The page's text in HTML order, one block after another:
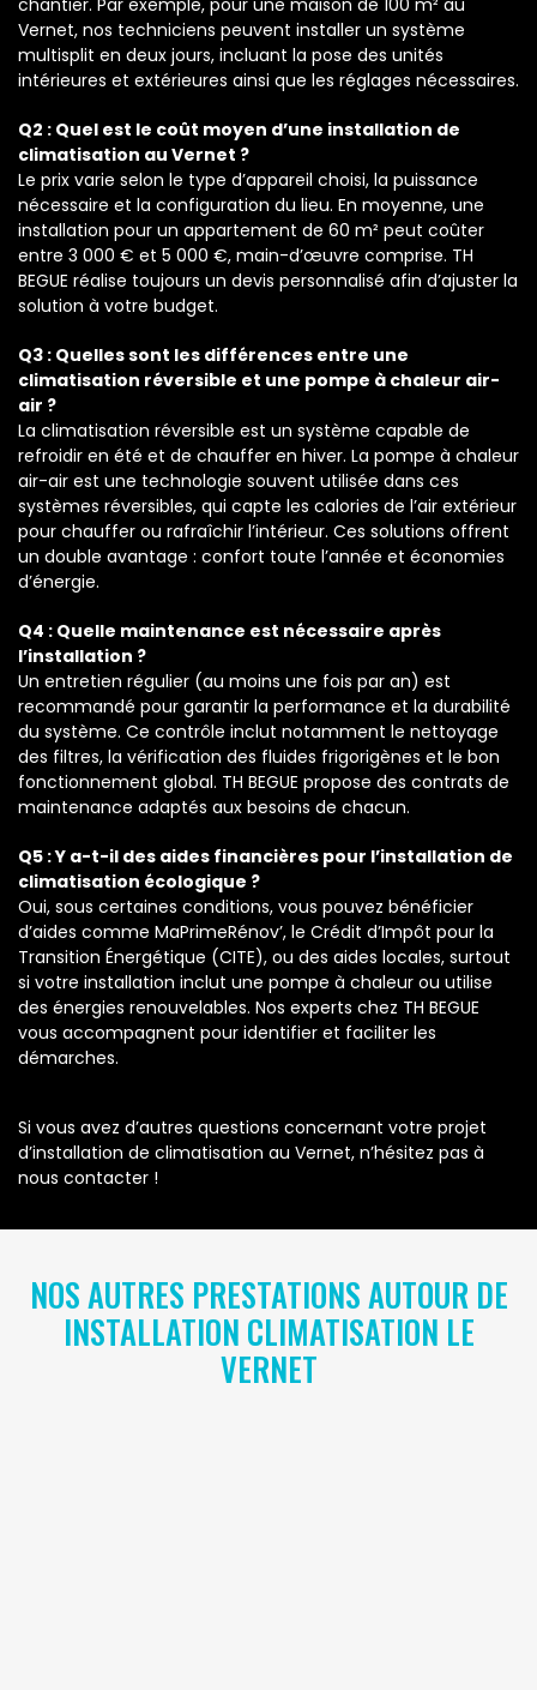
chantier. Par exemple, pour une maison de 100 m² au
Vernet, nos techniciens peuvent installer un système
multisplit en deux jours, incluant la pose des unités
intérieures et extérieures ainsi que les réglages nécessaires.
Q2 : Quel est le coût moyen d’une installation de
climatisation au Vernet ?
Le prix varie selon le type d’appareil choisi, la puissance
nécessaire et la configuration du lieu. En moyenne, une
installation pour un appartement de 60 m² peut coûter
entre 3 000 € et 5 000 €, main-d’œuvre comprise. TH
BEGUE réalise toujours un devis personnalisé afin d’ajuster la
solution à votre budget.
Q3 : Quelles sont les différences entre une
climatisation réversible et une pompe à chaleur air-
air ?
La climatisation réversible est un système capable de
refroidir en été et de chauffer en hiver. La pompe à chaleur
air-air est une technologie souvent utilisée dans ces
systèmes réversibles, qui capte les calories de l’air extérieur
pour chauffer ou rafraîchir l’intérieur. Ces solutions offrent
un double avantage : confort toute l’année et économies
d’énergie.
Q4 : Quelle maintenance est nécessaire après
l’installation ?
Un entretien régulier (au moins une fois par an) est
recommandé pour garantir la performance et la durabilité
du système. Ce contrôle inclut notamment le nettoyage
des filtres, la vérification des fluides frigorigènes et le bon
fonctionnement global. TH BEGUE propose des contrats de
maintenance adaptés aux besoins de chacun.
Q5 : Y a-t-il des aides financières pour l’installation de
climatisation écologique ?
Oui, sous certaines conditions, vous pouvez bénéficier
d’aides comme MaPrimeRénov’, le Crédit d’Impôt pour la
Transition Énergétique (CITE), ou des aides locales, surtout
si votre installation inclut une pompe à chaleur ou utilise
des énergies renouvelables. Nos experts chez TH BEGUE
vous accompagnent pour identifier et faciliter les
démarches.
Si vous avez d’autres questions concernant votre projet
d’installation de climatisation au Vernet, n’hésitez pas à
nous contacter !
NOS AUTRES PRESTATIONS AUTOUR DE
INSTALLATION CLIMATISATION LE
VERNET